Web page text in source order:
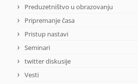
Preduzetništvo u obrazovanju
Pripremanje časa
Pristup nastavi
Seminari
twitter diskusije
Vesti